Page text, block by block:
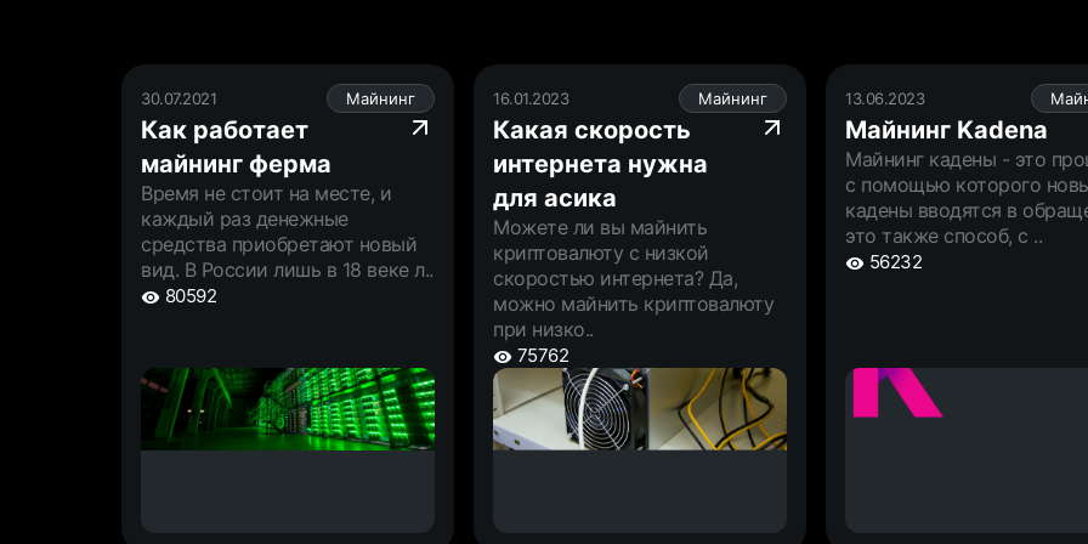
30.07.2021 Майнинг
Как работает
майнинг ферма
Время не стоит на месте, и
каждый раз денежные
средства приобретают новый
вид. В России лишь в 18 веке л..
80592
16.01.2023 Майнинг
Какая скорость
интернета нужна
для асика
Можете ли вы майнить
криптовалюту с низкой
скоростью интернета? Да,
можно майнить криптовалюту
при низко..
75762
13.06.2023
Майнинг Kadena
Майнинг кадены - это
с помощью которого
кадены вводятся в
это также способ, с ..
56232